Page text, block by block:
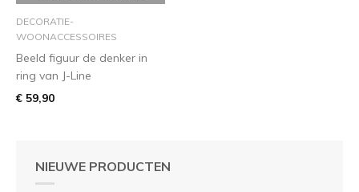
NIEUWE PRODUCTEN
DECORATIE-
WOONACCESSOIRES
Beeld figuur de denker in
ring van J-Line
€ 59,90